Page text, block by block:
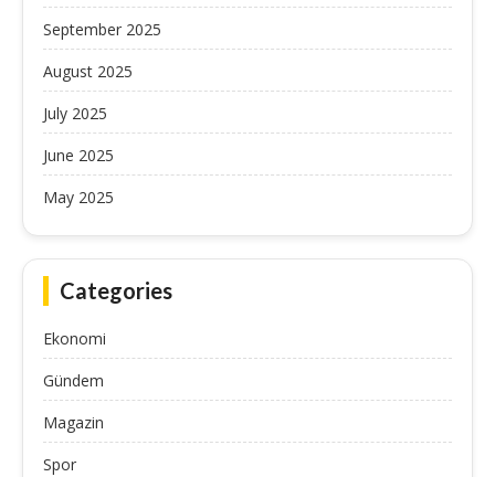
September 2025
August 2025
July 2025
June 2025
May 2025
Categories
Ekonomi
Gündem
Magazin
Spor